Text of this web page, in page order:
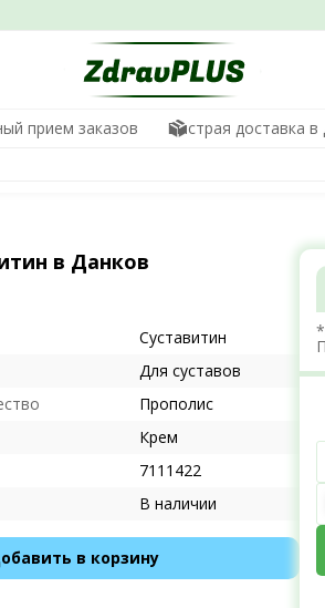
прием заказов Быстрая доставка в
в Данков
Суставитин
Для суставов
Прополис
Крем
7111422
В наличии
в корзину